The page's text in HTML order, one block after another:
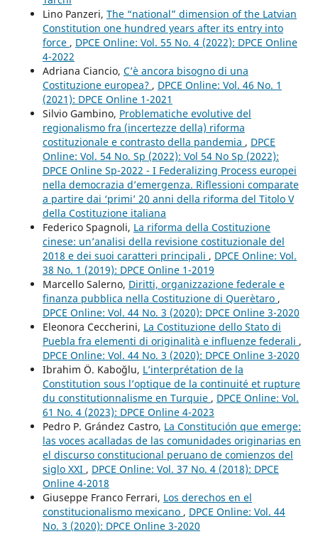
Lino Panzeri, The “national” dimension of the Latvian
Constitution one hundred years after its entry into
force , DPCE Online: Vol. 55 No. 4 (2022): DPCE Online
4-2022
Adriana Ciancio, C’è ancora bisogno di una
Costituzione europea? , DPCE Online: Vol. 46 No. 1
(2021): DPCE Online 1-2021
Silvio Gambino, Problematiche evolutive del
regionalismo fra (incertezze della) riforma
costituzionale e contrasto della pandemia , DPCE
Online: Vol. 54 No. Sp (2022): Vol 54 No Sp (2022):
DPCE Online Sp-2022 - I Federalizing Process europei
nella democrazia d’emergenza. Riflessioni comparate
a partire dai ‘primi’ 20 anni della riforma del Titolo V
della Costituzione italiana
Federico Spagnoli, La riforma della Costituzione
cinese: un’analisi della revisione costituzionale del
2018 e dei suoi caratteri principali , DPCE Online: Vol.
38 No. 1 (2019): DPCE Online 1-2019
Marcello Salerno, Diritti, organizzazione federale e
finanza pubblica nella Costituzione di Querètaro ,
DPCE Online: Vol. 44 No. 3 (2020): DPCE Online 3-2020
Eleonora Ceccherini, La Costituzione dello Stato di
Puebla fra elementi di originalità e influenze federali ,
DPCE Online: Vol. 44 No. 3 (2020): DPCE Online 3-2020
Ibrahim Ö. Kaboğlu, L’interprétation de la
Constitution sous l’optique de la continuité et rupture
du constitutionnalisme en Turquie , DPCE Online: Vol.
61 No. 4 (2023): DPCE Online 4-2023
Pedro P. Grández Castro, La Constitución que emerge:
las voces acalladas de las comunidades originarias en
el discurso constitucional peruano de comienzos del
siglo XXI , DPCE Online: Vol. 37 No. 4 (2018): DPCE
Online 4-2018
Giuseppe Franco Ferrari, Los derechos en el
constitucionalismo mexicano , DPCE Online: Vol. 44
No. 3 (2020): DPCE Online 3-2020